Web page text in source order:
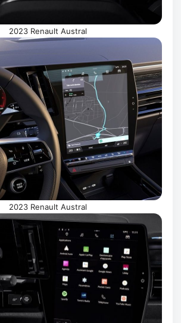
2023 Renault Austral
2023 Renault Austral